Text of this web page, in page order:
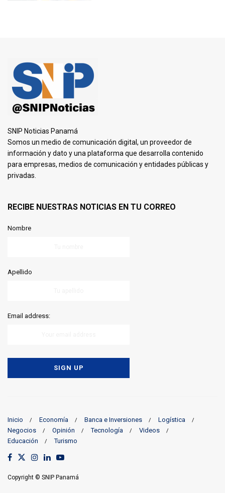
SNIP Noticias Panamá
Somos un medio de comunicación digital, un proveedor de
información y dato y una plataforma que desarrolla contenido
para empresas, medios de comunicación y entidades públicas y
privadas.
RECIBE NUESTRAS NOTICIAS EN TU CORREO
Nombre
Apellido
Email address:
Inicio Economía Banca e Inversiones
Logística
Negocios
Opinión Tecnología
Videos
Educación
Turismo
Copyright © SNIP Panamá